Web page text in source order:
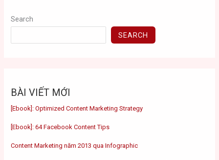
Search
SEARCH
BÀI VIẾT MỚI
[Ebook]: Optimized Content Marketing Strategy
[Ebook]: 64 Facebook Content Tips
Content Marketing năm 2013 qua Infographic